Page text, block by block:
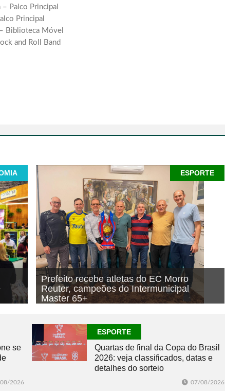
Palco Principal
Palco Principal
Biblioteca Móvel
and Roll Band
ESPORTE
Prefeito recebe atletas do EC Morro
Reuter, campeões do Intermunicipal
Master 65+
se
2026
ESPORTE
Quartas de final da Copa do Brasil
2026: veja classificados, datas e
detalhes do sorteio
07/08/2026